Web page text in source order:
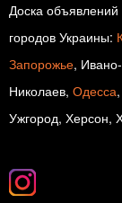
Доска
городов Украины:
Запорожье,
Николаев, Одесса
Ужгород, Херсон,